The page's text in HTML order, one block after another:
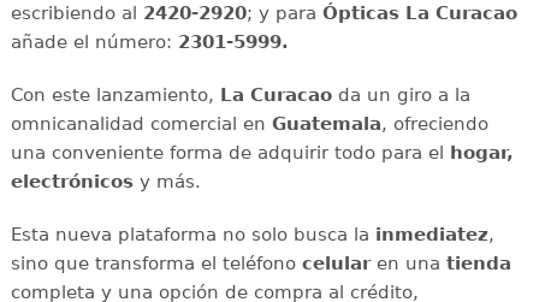
escribiendo al 2420-2920; y para Ópticas La Curacao
añade el número: 2301-5999.
Con este lanzamiento, La Curacaoda un giro a la
omnicanalidad comercial en Guatemala, ofreciendo
una conveniente forma de adquirir todo para el hogar,
electrónicosy más.
Esta nueva plataforma no solo busca la inmediatez,
sino que transforma el teléfono celularen una tienda
completa y una opción de compra al crédito,